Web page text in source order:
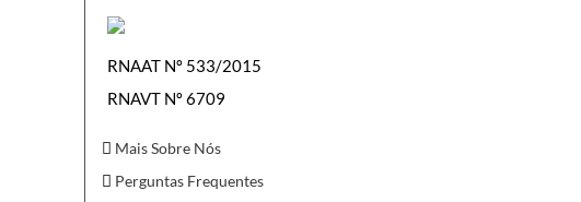
RNAAT Nº 533/2015
RNAVT Nº 6709
Mais Sobre Nós
Perguntas Frequentes